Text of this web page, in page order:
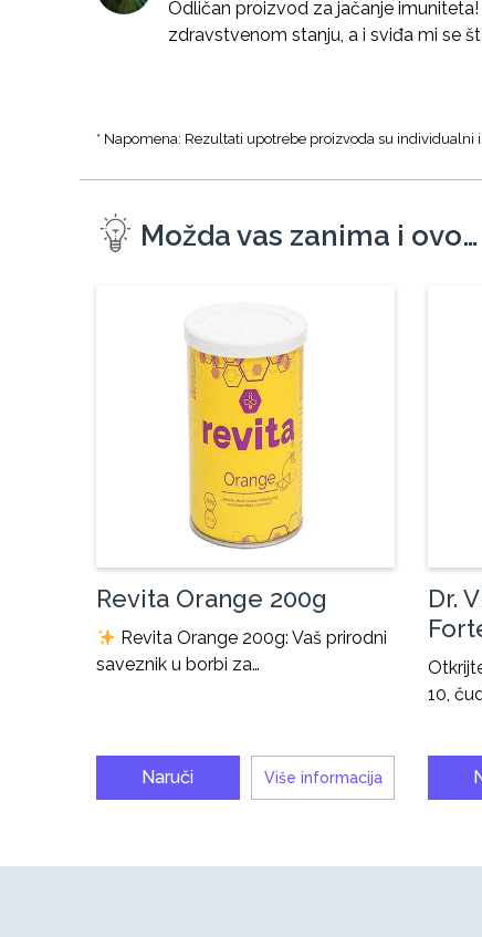
Odličan proizvod za jačanje
zdravstvenom stanju, a i sviđa mi se
* Napomena: Rezultati upotrebe proizvoda su individualni
Možda vas zanima i ovo…
Revita Orange 200g
Revita Orange 200g: Vaš prirodni
saveznik u borbi za…
Naruči Više informacija
Dr.
10,